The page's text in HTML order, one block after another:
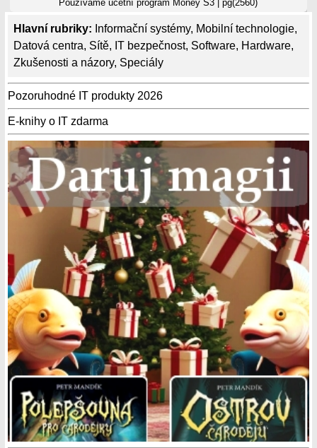
Hlavní rubriky: Informační systémy, Mobilní technologie,
Datová centra, Sítě, IT bezpečnost, Software, Hardware,
Zkušenosti a názory, Speciály
Pozoruhodné IT produkty 2026
E-knihy o IT zdarma
Používámeúčetní program Money S3 | pg(2560)